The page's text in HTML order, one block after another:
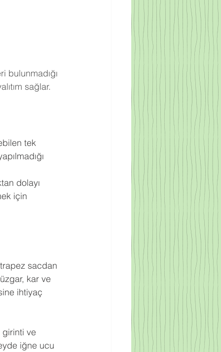
bulunmadığı
sağlar.
tek
dolayı
için
sacdan
kar ve
ihtiyaç
girinti ve
iğne ucu